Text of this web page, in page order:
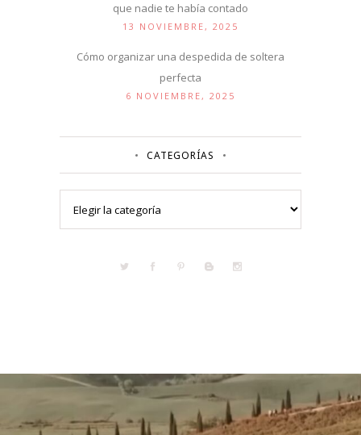
que nadie te había contado
13 NOVIEMBRE, 2025
Cómo organizar una despedida de soltera
perfecta
6 NOVIEMBRE, 2025
CATEGORÍAS